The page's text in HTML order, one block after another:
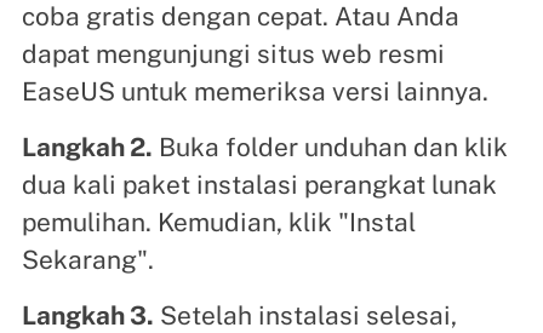
coba gratis dengan cepat. Atau Anda
dapat mengunjungi situs web resmi
EaseUS untuk memeriksa versi lainnya.
Langkah 2. Buka folder unduhan dan klik
dua kali paket instalasi perangkat lunak
pemulihan. Kemudian, klik "Instal
Sekarang".
Langkah 3. Setelah instalasi selesai,